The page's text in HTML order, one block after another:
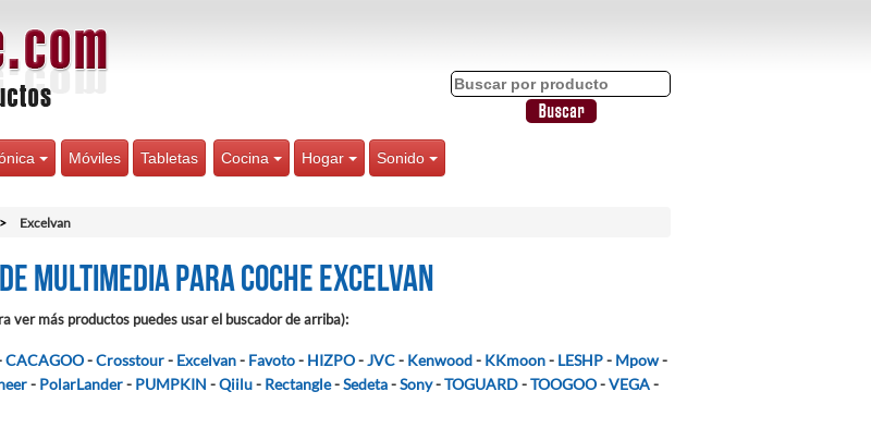
Móviles Tabletas Cocina Hogar Sonido
Excelvan
Multimedia para coche Excelvan
ver más productos puedes usar el buscador de arriba):
CACAGOO-Crosstour- Excelvan- Favoto- HIZPO-JVC- Kenwood- KKmoon- LESHP- Mpow-
- PolarLander- PUMPKIN -Qiilu- Rectangle-Sedeta-Sony-TOGUARD-TOOGOO-VEGA-